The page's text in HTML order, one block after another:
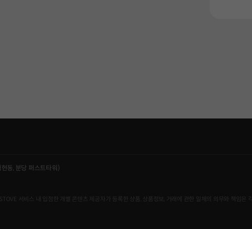
동, 분당 퍼스트타워)
서비스 내 입점한 개별 콘텐츠 제공자가 등록한 상품, 상품정보, 거래에 관한 일체의 의무와 책임은